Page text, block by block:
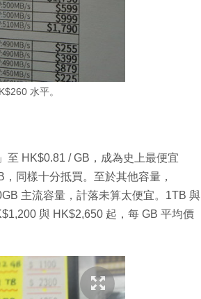
水平。
至 HK$0.81 / GB，成為史上最便宜
同樣十分抵買。至於其他容量，
主流容量，計落未算太便宜。1TB 與
與 HK$2,650 起，每 GB 平均價